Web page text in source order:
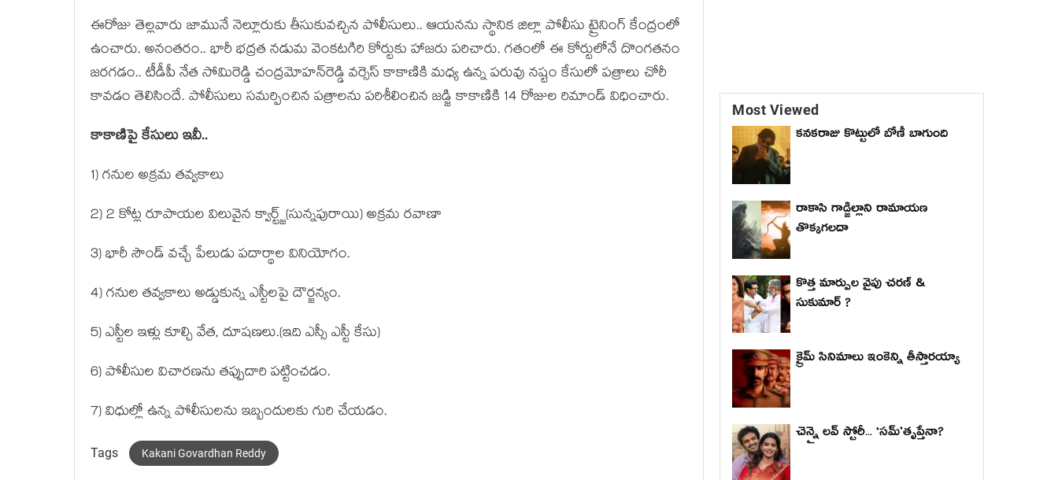
ఈరోజు తెల్ల‌వారు జామునే నెల్లూరుకు తీసుకువ‌చ్చిన పోలీసులు.. ఆయ‌న‌ను స్థానిక జిల్లా పోలీసు ట్రైనింగ్ కేంద్రంలో
ఉంచారు. అనంత‌రం.. భారీ భ‌ద్ర‌త న‌డుమ వెంక‌ట‌గిరి కోర్టుకు హాజ‌రు ప‌రిచారు. గ‌తంలో ఈ కోర్టులోనే దొంగ‌త‌నం
జ‌ర‌గ‌డం.. టీడీపీ నేత సోమిరెడ్డి చంద్ర‌మోహ‌న్‌రెడ్డి వ‌ర్సెస్ కాకాణికి మ‌ధ్య ఉన్న ప‌రువు న‌ష్టం కేసులో ప‌త్రాలు చోరీ
కావ‌డం తెలిసిందే. పోలీసులు స‌మ‌ర్పించిన ప‌త్రాల‌ను ప‌రిశీలించిన జ‌డ్జి కాకాణికి 14 రోజుల రిమాండ్ విధించారు.
కాకాణిపై కేసులు ఇవీ..
1) గ‌నుల అక్ర‌మ త‌వ్వ‌కాలు
2) 2 కోట్ల రూపాయ‌ల విలువైన క్వార్ట్జ్‌(సున్న‌పురాయి) అక్ర‌మ ర‌వాణా
3) భారీ సౌండ్ వ‌చ్చే పేలుడు ప‌దార్థాల వినియోగం.
4) గ‌నుల త‌వ్వ‌కాలు అడ్డుకున్న ఎస్టీల‌పై దౌర్జ‌న్యం.
5) ఎస్టీల ఇళ్లు కూల్చి వేత‌, దూష‌ణ‌లు.(ఇది ఎస్సీ ఎస్టీ కేసు)
6) పోలీసుల విచార‌ణ‌ను త‌ప్పుదారి ప‌ట్టించ‌డం.
7) విధుల్లో ఉన్న పోలీసుల‌ను ఇబ్బందుల‌కు గురి చేయ‌డం.
Tags Kakani Govardhan Reddy
Most Viewed
కనకరాజు కొట్టులో బోణీ బాగుంది
రాకాసి గాడ్జిల్లాని రామాయణ
తొక్కగలదా
కొత్త మార్పుల వైపు చరణ్ &
సుకుమార్ ?
క్రైమ్ సినిమాలు ఇంకెన్ని తీస్తారయ్యా
చెన్నై లవ్ స్టోరీ... ‘సమ్’తృప్తేనా?